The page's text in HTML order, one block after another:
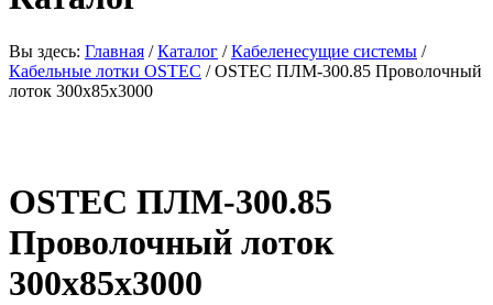
Вы здесь: Главная / Каталог / Кабеленесущие системы /
Кабельные лотки OSTEC / OSTEC ПЛМ-300.85 Проволочный
лоток 300х85х3000
OSTEC ПЛМ-300.85
Проволочный лоток
300х85х3000